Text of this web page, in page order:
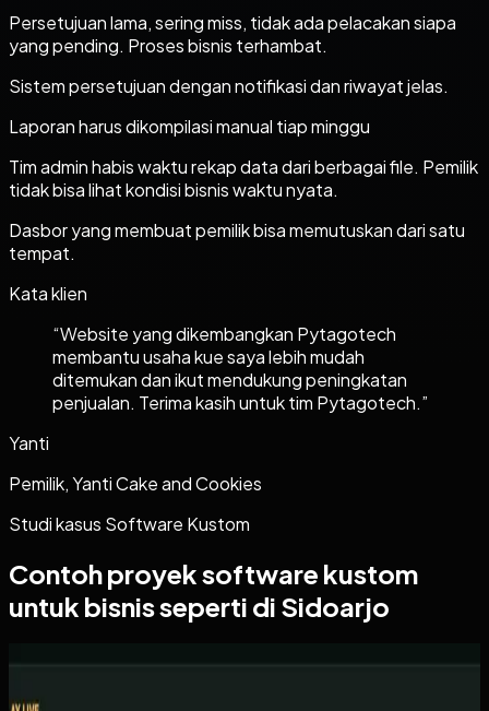
Persetujuan lama, sering miss, tidak ada pelacakan siapa
yang pending. Proses bisnis terhambat.
Sistem persetujuan dengan notifikasi dan riwayat jelas.
Laporan harus dikompilasi manual tiap minggu
Tim admin habis waktu rekap data dari berbagai file. Pemilik
tidak bisa lihat kondisi bisnis waktu nyata.
Dasbor yang membuat pemilik bisa memutuskan dari satu
tempat.
Kata klien
“Website yang dikembangkan Pytagotech
membantu usaha kue saya lebih mudah
ditemukan dan ikut mendukung peningkatan
penjualan. Terima kasih untuk tim Pytagotech.”
Yanti
Pemilik, Yanti Cake and Cookies
Studi kasus Software Kustom
Contoh proyeksoftware kustom
untuk bisnis seperti di Sidoarjo
Software Kustom
Kicau Mania